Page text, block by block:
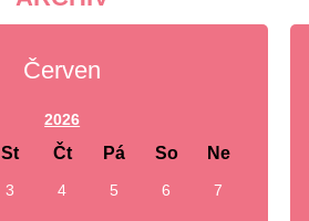
Červen
2026
St Čt Pá So Ne
3 4 5 6 7